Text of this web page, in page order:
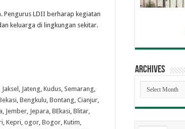
Pengurus LDII berharap kegiatan
keluarga di lingkungan sekitar.
, Jaksel , Jateng, Kudus, Semarang,
, Bengkulu, Bontang, Cianjur,
, Jember, Jepara, BEkasi, Blitar,
, Kepri, ogor, Bogor, Kutim,
Archives
Archives